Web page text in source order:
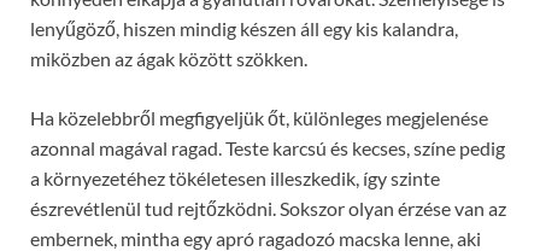
lenyűgöző, hiszen mindig készen áll egy kis kalandra,
miközben az ágak között szökken.
Ha közelebbről megfigyeljük őt, különleges megjelenése
azonnal magával ragad. Teste karcsú és kecses, színe pedig
a környezetéhez tökéletesen illeszkedik, így szinte
észrevétlenül tud rejtőzködni. Sokszor olyan érzése van az
embernek, mintha egy apró ragadozó macska lenne, aki